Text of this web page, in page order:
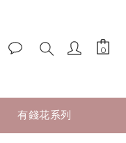
有錢花系列